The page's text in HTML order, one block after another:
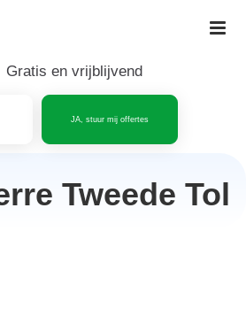
Gratis en vrijblijvend
JA, stuur mij offertes
Tweede Tol